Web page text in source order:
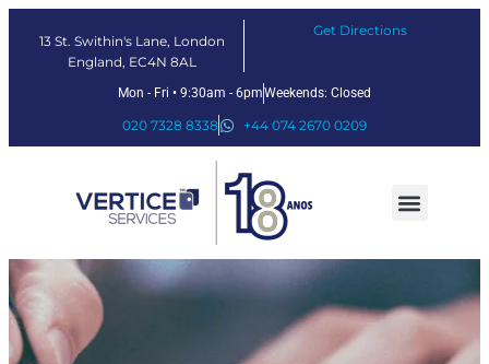
13 St. Swithin's Lane, London
England, EC4N 8AL
Get Directions
Mon - Fri • 9:30am - 6pmWeekends: Closed
020 7328 8338 +44 074 2670 0209